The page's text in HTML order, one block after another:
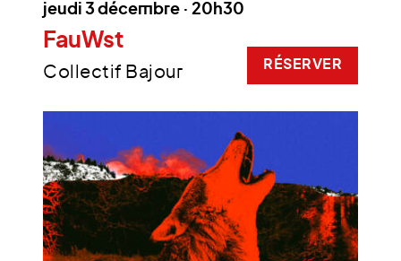
jeudi 3 décembre · 20h30
FauWst
Collectif Bajour RÉSERVER